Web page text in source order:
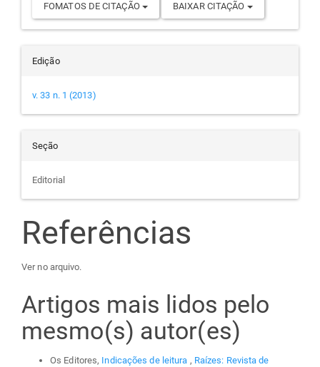
FOMATOS DE CITAÇÃO BAIXAR CITAÇÃO
Edição
v. 33 n. 1 (2013)
Seção
Editorial
Referências
Ver no arquivo.
Artigos mais lidos pelo
mesmo(s) autor(es)
Os Editores, Indicações de leitura , Raízes: Revista de